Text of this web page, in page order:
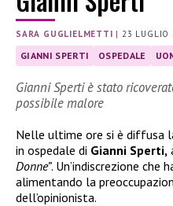
SARA GUGLIELMETTI |23 LUGLIO
GIANNI SPERTI OSPEDALE
Gianni Sperti è stato
possibile malore
Nelle ultime ore si è diffusa
in ospedale di Gianni Sperti,
Donne”. Un’indiscrezione
alimentando la
dell’opinionista.